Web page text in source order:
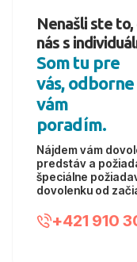
Nenašli ste
nás s
Som tu pre
vás, odborne
vám
poradím.
Nájdem vám
predstáv a
špeciálne
dovolenku od
+421 910